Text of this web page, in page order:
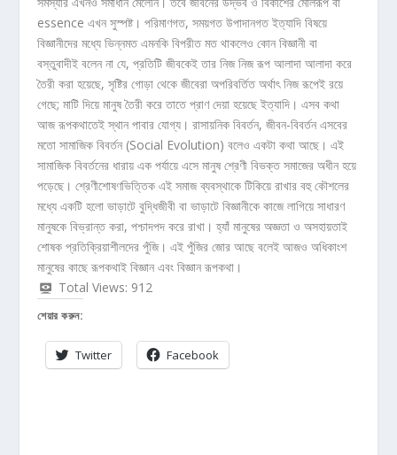
essence এখন সুস্পষ্ট। পরিমাণগত, সময়গত উপাদানগত ইত্যাদি বিষয়ে
বিজ্ঞানীদের মধ্যে ভিন্নমত এমনকি বিপরীত মত থাকলেও কোন বিজ্ঞানী বা
বস্তুবাদীই বলেন না যে, প্রতিটি জীবকেই তার নিজ নিজ রূপ আলাদা আলাদা করে
তৈরী করা হয়েছে, সৃষ্টির গোড়া থেকে জীবেরা অপরিবর্তিত অর্থাৎ নিজ রূপেই রয়ে
গেছে; মাটি দিয়ে মানুষ তৈরী করে তাতে প্রাণ দেয়া হয়েছে ইত্যাদি। এসব কথা
আজ রূপকথাতেই স্থান পাবার যোগ্য। রাসায়নিক বিবর্তন, জীবন-বিবর্তন এসবের
মতো সামাজিক বিবর্তন (Social Evolution) বলেও একটা কথা আছে। এই
সামাজিক বিবর্তনের ধারায় এক পর্যায়ে এসে মানুষ শ্রেণী বিভক্ত সমাজের অধীন হয়ে
পড়েছে। শ্রেণীশোষণভিত্তিক এই সমাজ ব্যবস্থাকে টিকিয়ে রাখার বহু কৌশলের
মধ্যে একটি হলো ভাড়াটে বুদ্ধিজীবী বা ভাড়াটে বিজ্ঞানীকে কাজে লাগিয়ে সাধারণ
মানুষকে বিভ্রান্ত করা, পশ্চাদপদ করে রাখা। হ্যাঁ মানুষের অজ্ঞতা ও অসহায়তাই
শোষক প্রতিক্রিয়াশীলদের পুঁজি। এই পুঁজির জোর আছে বলেই আজও অধিকাংশ
মানুষের কাছে রূপকথাই বিজ্ঞান এবং বিজ্ঞান রূপকথা।
Total Views: 912
শেয়ার করুন:
Twitter Facebook